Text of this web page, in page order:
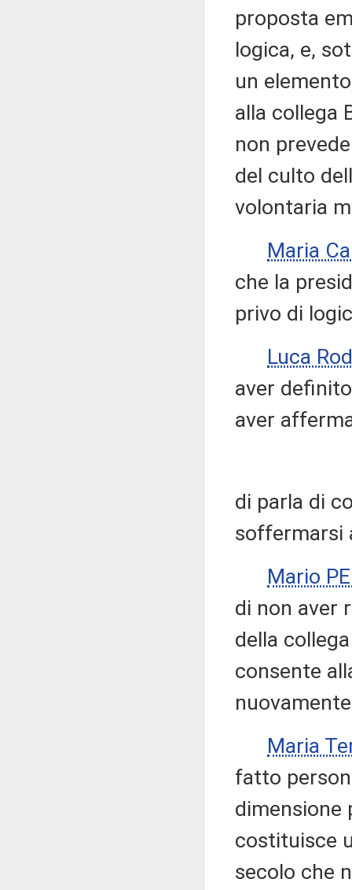
proposta
logica, e,
un
alla collega
non
del culto
volontaria
Maria
che la
privo di
Luca
aver
aver
di parla di
soffermarsi
Mario
di non aver
della
consente
Maria
fatto
dimensione
costituisce
secolo che